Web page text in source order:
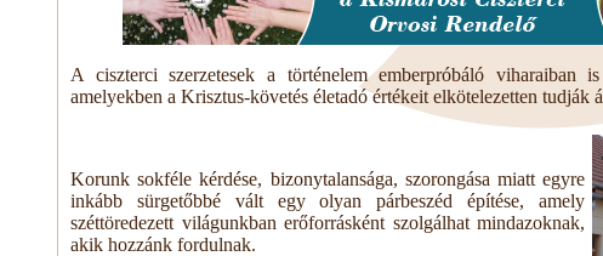
A ciszterci szerzetesek a történelem emberpróbáló viharaiban
amelyekben a Krisztus-követés életadó értékeit elkötelezetten tudják
Korunk sokféle kérdése, bizonytalansága, szorongása miatt egyre
inkább sürgetőbbé vált egy olyan párbeszéd építése, amely
széttöredezett világunkban erőforrásként szolgálhat mindazoknak,
akik hozzánk fordulnak.